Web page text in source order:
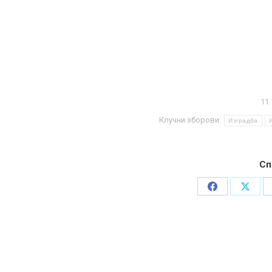
Клучни зборови: Изградба
Share
Share